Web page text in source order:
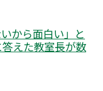
から面白い」と
えた教室長が数